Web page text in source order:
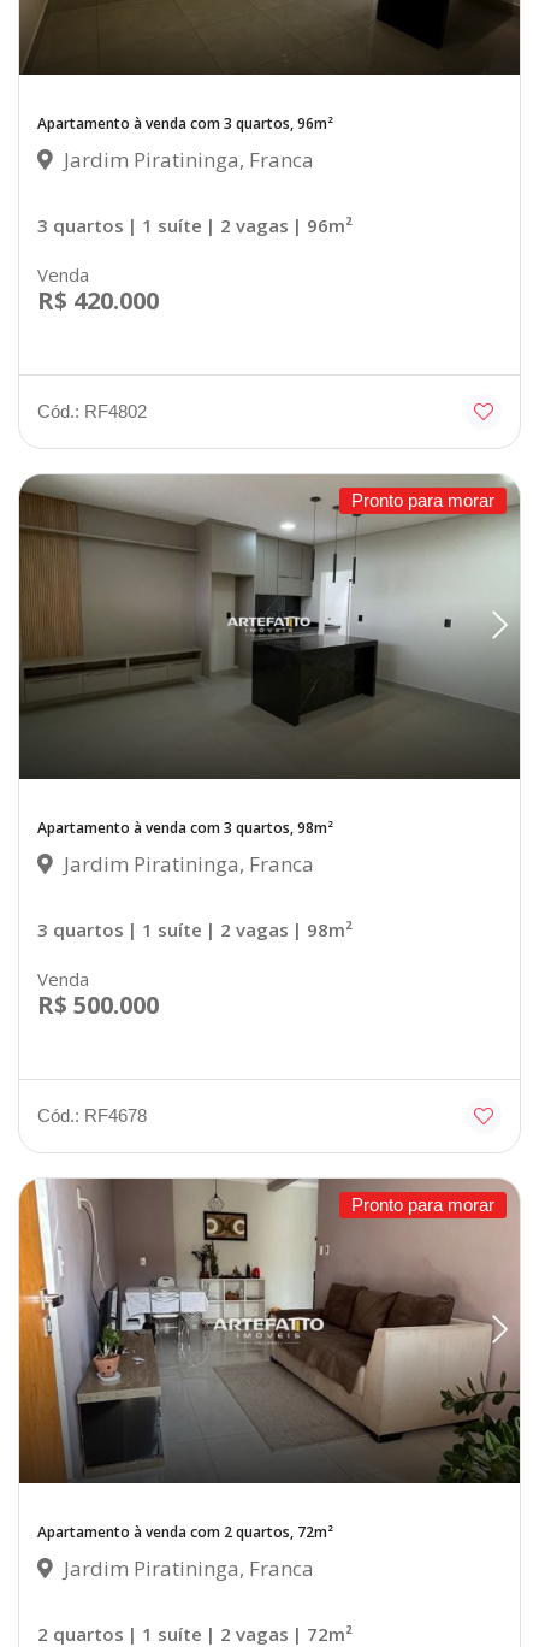
Apartamento à venda com 3 quartos, 96m²
Jardim Piratininga, Franca
3 quartos | 1 suíte | 2 vagas | 96m²
Venda
R$ 420.000
Cód.: RF4802
Pronto para morar
Apartamento à venda com 3 quartos, 98m²
Jardim Piratininga, Franca
3 quartos | 1 suíte | 2 vagas | 98m²
Venda
R$ 500.000
Cód.: RF4678
Pronto para morar
Apartamento à venda com 2 quartos, 72m²
Jardim Piratininga, Franca
2 quartos | 1 suíte | 2 vagas | 72m²